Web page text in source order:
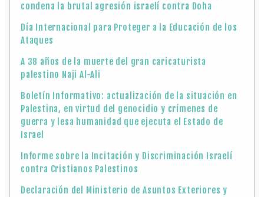
condena la brutal agresión israelí contra Doha
Día Internacional para Proteger a la Educación de los
Ataques
A 38 años de la muerte del gran caricaturista
palestino Naji Al-Ali
Boletín Informativo: actualización de la situación en
Palestina, en virtud del genocidio y crímenes de
guerra y lesa humanidad que ejecuta el Estado de
Israel
Informe sobre la Incitación y Discriminación Israelí
contra Cristianos Palestinos
Declaración del Ministerio de Asuntos Exteriores y